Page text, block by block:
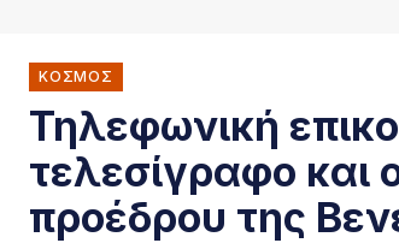
ΚΌΣΜΟΣ
Τηλεφωνική
τελεσίγραφο και
προέδρου της